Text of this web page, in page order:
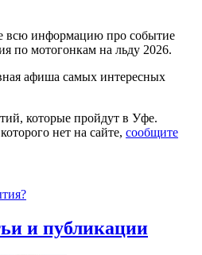
всю информацию про событие
по мотогонкам на льду 2026.
афиша самых интересных
которые пройдут в Уфе.
нет на сайте, сообщите
и публикации